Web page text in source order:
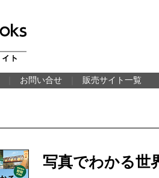
お問い合せ 販売サイト一覧
写真でわかる